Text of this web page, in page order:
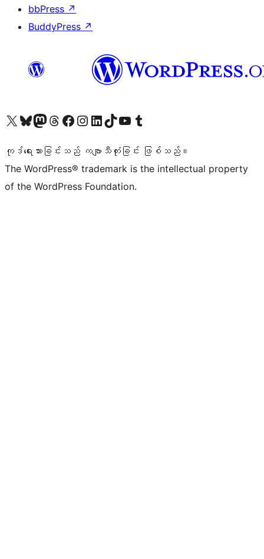
bbPress ↗
BuddyPress ↗
ကျွန်ုပ်တို့၏ X (ယခင် Twitter) အကောင့်သို့ သွားရောက်ကြည့်ရှုပါကျွန်ုပ်တို့၏ Bluesky အကောင့်သို့ ဝင်ရောက်ကြည့်ရှုရန်
ကျွန်ုပ်တို့၏ Mastodon အကောင့်သို့ သွားရောက်ကြည့်ရှုပါကျွန်ုပ်တို့၏ Threads အကောင့်သို့ ဝင်ရောက်ကြည့်ရှုရန်
ကျွန်ုပ်တို့၏ Facebook စာမျက်နှာသို့ သွားရောက်ကြည့်ရှုပါကျွန်ုပ်တို့၏ Instagram အကောင့်သို့ သွားရောက်ကြည့်ရှုပါ ကျွန်ုပ်တို့၏ LinkedIn အကောင့်သို့ သွားရောက်ကြည့်ရှုပါကျွန်ုပ်တို့၏ TikTok အကောင့်သို့ ဝင်ရောက်ကြည့်ရှုရန်
ကျွန်ုပ်တို့၏ YouTube ချန်နယ်သို့ သွားရောက်ကြည့်ရှုပါ ကျွန်ုပ်တို့၏ Tumblr အကောင့်သို့ ဝင်ရောက်ကြည့်ရှုရန်
ကုဒ်ရေးသားခြင်းသည် ကဗျာသီကုံးခြင်း ဖြစ်သည်။
The WordPress® trademark is the intellectual property
of the WordPress Foundation.